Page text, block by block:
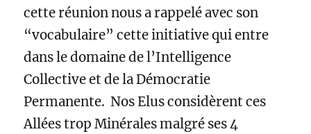
cette réunion nous a rappelé avec son
“vocabulaire” cette initiative qui entre
dans le domaine de l’Intelligence
Collective et de la Démocratie
Permanente. Nos Elus considèrent ces
Allées trop Minérales malgré ses 4